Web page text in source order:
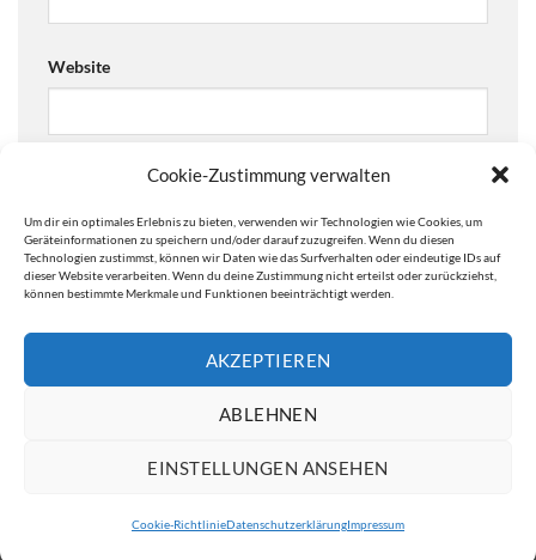
Cookie-Zustimmung verwalten
Um dir ein optimales Erlebnis zu bieten, verwenden wir Technologien wie Cookies, um
Geräteinformationen zu speichern und/oder darauf zuzugreifen. Wenn du diesen
Technologien zustimmst, können wir Daten wie das Surfverhalten oder eindeutige IDs auf
dieser Website verarbeiten. Wenn du deine Zustimmung nicht erteilst oder zurückziehst,
können bestimmte Merkmale und Funktionen beeinträchtigt werden.
AKZEPTIEREN
ABLEHNEN
EINSTELLUNGEN ANSEHEN
Cookie-RichtlinieDatenschutzerklärungImpressum
Website
Ja, füge mich zu der Mailingliste hinzu!
Are you human? Please solve:
Copyright 2026 ©ATW Automatentechnik Wartchow GmbH